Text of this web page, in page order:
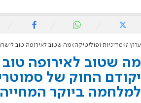
ערוץ 7 מדיניות ופוליטיקה מה שטוב לאירופה טוב לישראל: יקודם החוק של
מה שטוב לאירופה
יקודם החוק של
למלחמה ביוקר המחייה